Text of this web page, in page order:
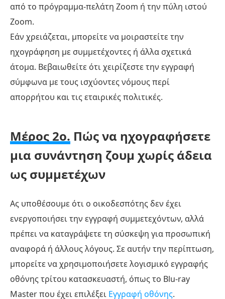
από το πρόγραμμα-πελάτη Zoom ή την πύλη ιστού
Zoom.
Εάν χρειάζεται, μπορείτε να μοιραστείτε την
ηχογράφηση με συμμετέχοντες ή άλλα σχετικά
άτομα. Βεβαιωθείτε ότι χειρίζεστε την εγγραφή
σύμφωνα με τους ισχύοντες νόμους περί
απορρήτου και τις εταιρικές πολιτικές.
Μέρος 2ο. Πώς να ηχογραφήσετε
μια συνάντηση ζουμ χωρίς άδεια
ως συμμετέχων
Ας υποθέσουμε ότι ο οικοδεσπότης δεν έχει
ενεργοποιήσει την εγγραφή συμμετεχόντων, αλλά
πρέπει να καταγράψετε τη σύσκεψη για προσωπική
αναφορά ή άλλους λόγους. Σε αυτήν την περίπτωση,
μπορείτε να χρησιμοποιήσετε λογισμικό εγγραφής
οθόνης τρίτου κατασκευαστή, όπως το Blu-ray
Master που έχει επιλέξει Εγγραφή οθόνης.